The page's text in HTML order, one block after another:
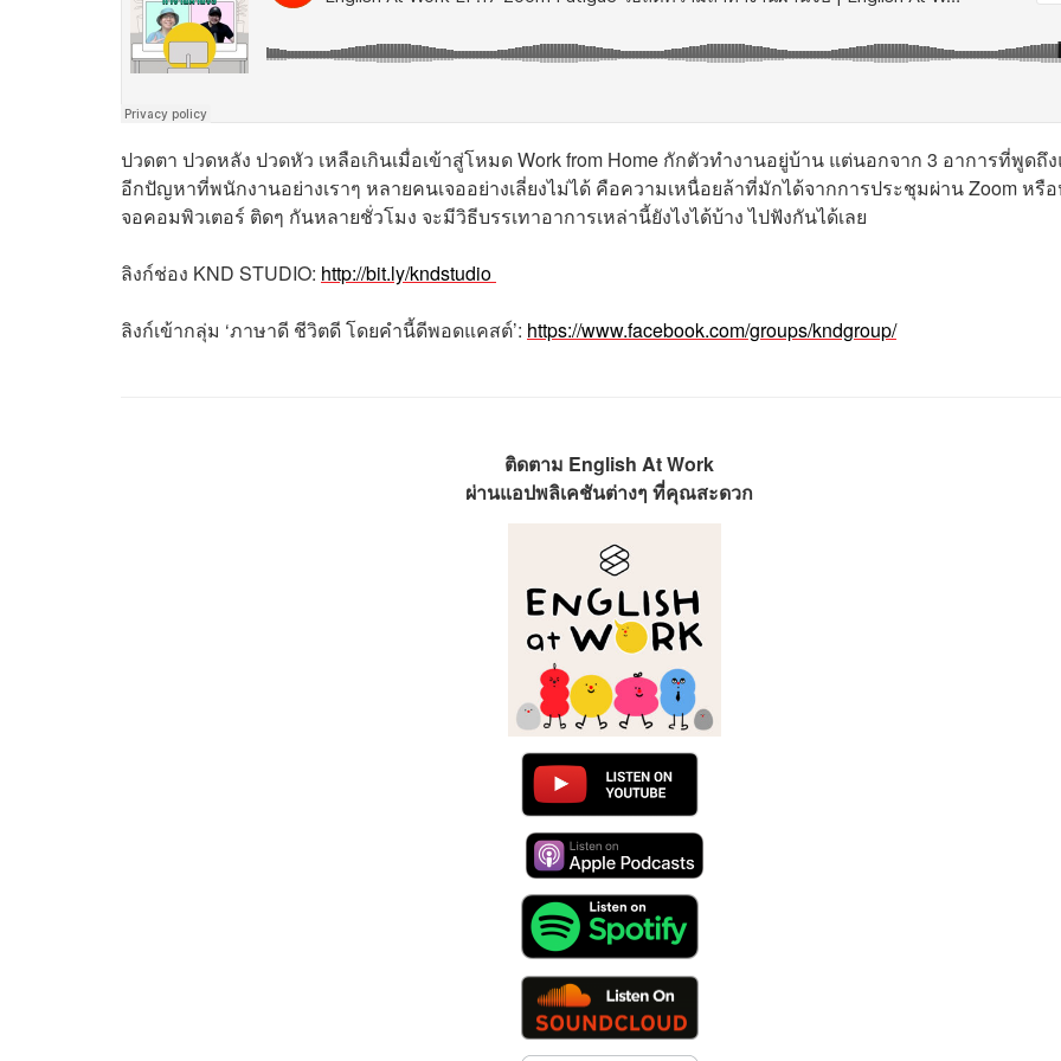
ปวดตา ปวดหลัง ปวดหัว เหลือเกินเมื่อเข้าสู่โหมด Work from Home กักตัวทำงานอยู่บ้าน แต่นอกจาก 3 อาการที่พูดถึ
อีกปัญหาที่พนักงานอย่างเราๆ หลายคนเจออย่างเลี่ยงไม่ได้ คือความเหนื่อยล้าที่มักได้จากการประชุมผ่าน Zoom หรื
จอคอมพิวเตอร์ ติดๆ กันหลายชั่วโมง จะมีวิธีบรรเทาอาการเหล่านี้ยังไงได้บ้าง ไปฟังกันได้เลย
ลิงก์ช่อง KND STUDIO: http://bit.ly/kndstudio
ลิงก์เข้ากลุ่ม ‘ภาษาดี ชีวิตดี โดยคำนี้ดีพอดแคสต์’: https://www.facebook.com/groups/kndgroup/
ติดตาม English At Work
ผ่านแอปพลิเคชันต่างๆ ที่คุณสะดวก